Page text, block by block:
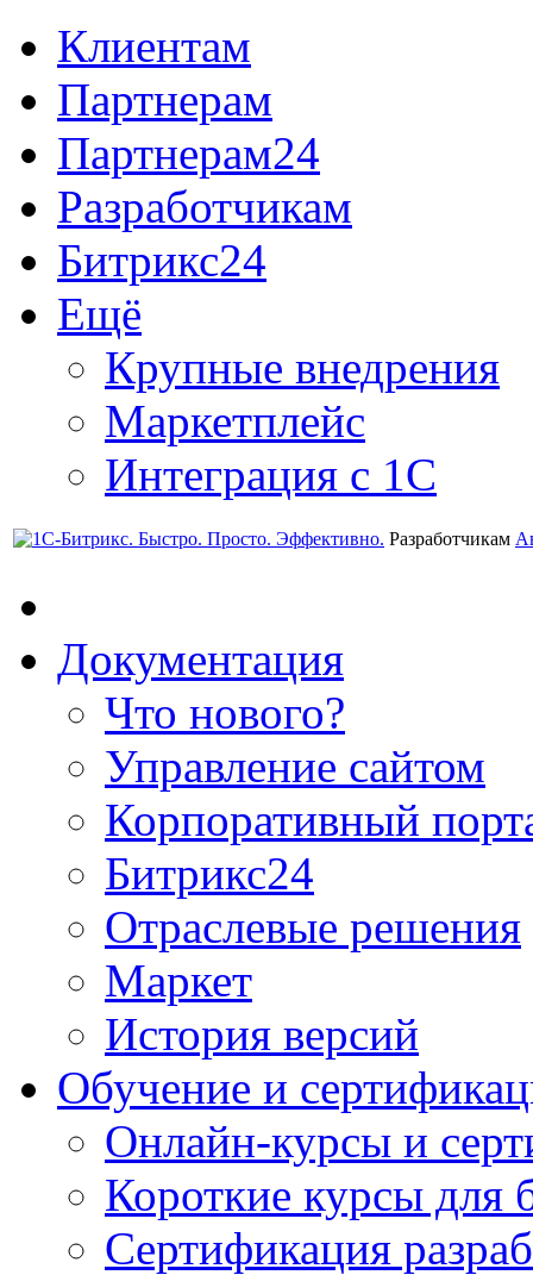
Клиентам
Партнерам
Партнерам24
Разработчикам
Битрикс24
Ещё
Крупные внедрения
Маркетплейс
Интеграция с 1С
Разработчикам
Документация
Что нового?
Управление сайтом
Корпоративный
Битрикс24
Отраслевые решения
Маркет
История версий
Обучение и
Онлайн-курсы и
Короткие курсы для
Сертификация